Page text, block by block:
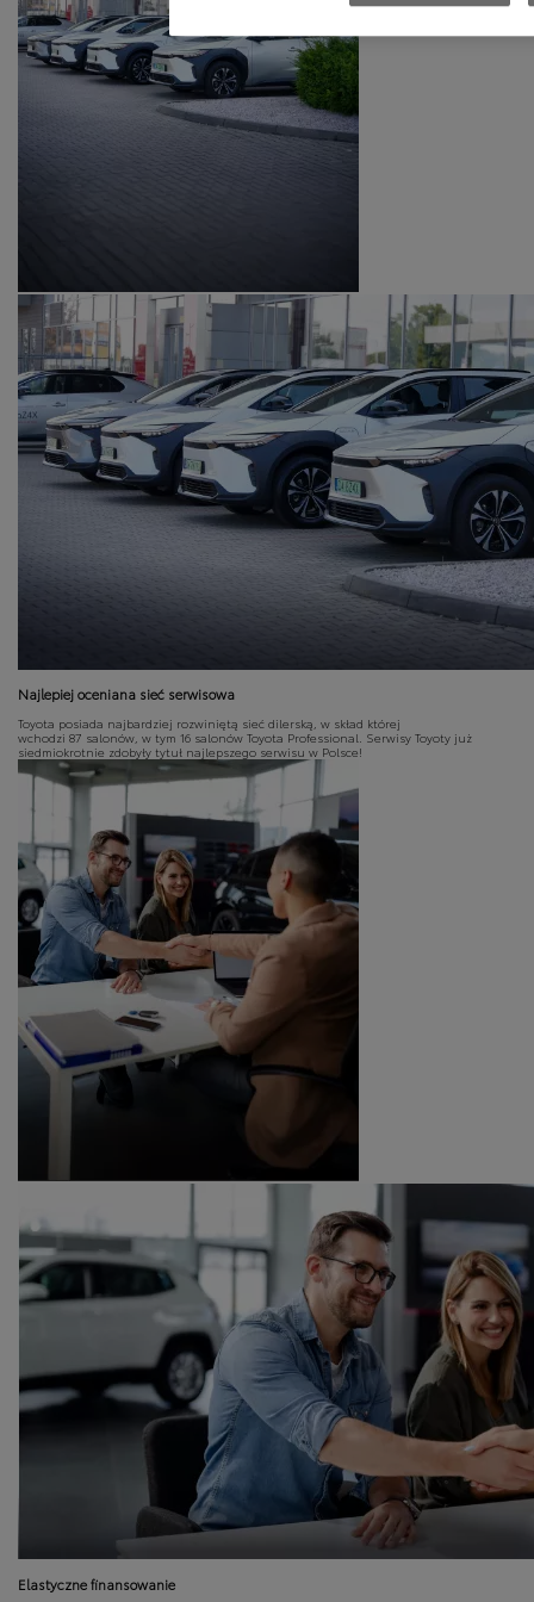
Najlepiej oceniana sieć serwisowa
Toyota posiada najbardziej rozwiniętą sieć dilerską, w skład której
wchodzi 87 salonów, w tym 16 salonów Toyota Professional. Serwisy Toyoty już
siedmiokrotnie zdobyły tytuł najlepszego serwisu w Polsce!
Elastyczne finansowanie